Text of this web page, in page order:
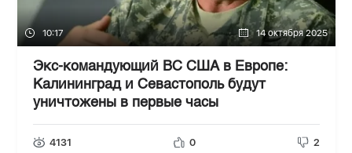
10:17 14 октября 2025
Экс-командующий ВС США в Европе:
Калининград и Севастополь будут
уничтожены в первые часы
4131 0 2